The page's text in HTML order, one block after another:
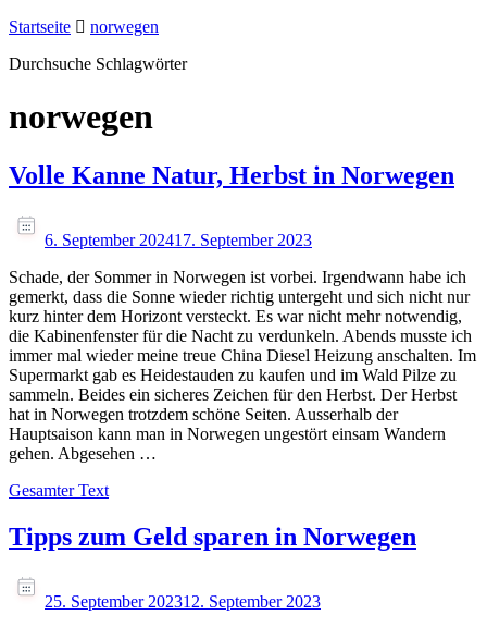
Startseite
norwegen
Durchsuche Schlagwörter
norwegen
Volle Kanne Natur, Herbst in Norwegen
6. September 202417. September 2023
Schade, der Sommer in Norwegen ist vorbei. Irgendwann habe ich
gemerkt, dass die Sonne wieder richtig untergeht und sich nicht nur
kurz hinter dem Horizont versteckt. Es war nicht mehr notwendig,
die Kabinenfenster für die Nacht zu verdunkeln. Abends musste ich
immer mal wieder meine treue China Diesel Heizung anschalten. Im
Supermarkt gab es Heidestauden zu kaufen und im Wald Pilze zu
sammeln. Beides ein sicheres Zeichen für den Herbst. Der Herbst
hat in Norwegen trotzdem schöne Seiten. Ausserhalb der
Hauptsaison kann man in Norwegen ungestört einsam Wandern
gehen. Abgesehen …
Gesamter Text
Tipps zum Geld sparen in Norwegen
25. September 202312. September 2023